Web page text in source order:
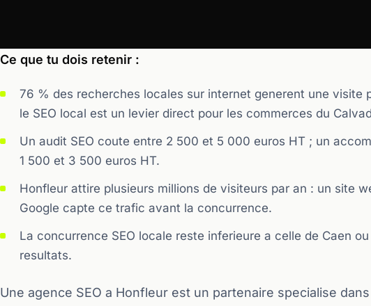
Ce que tu dois retenir :
76 % des recherches locales sur internet generent une visite
le SEO local est un levier direct pour les commerces du
Un audit SEO coute entre 2 500 et 5 000 euros HT ; un
1 500 et 3 500 euros HT.
Honfleur attire plusieurs millions de visiteurs par an : un site
Google capte ce trafic avant la concurrence.
La concurrence SEO locale reste inferieure a celle de Caen
resultats.
Une agence SEO a Honfleur est un partenaire specialise